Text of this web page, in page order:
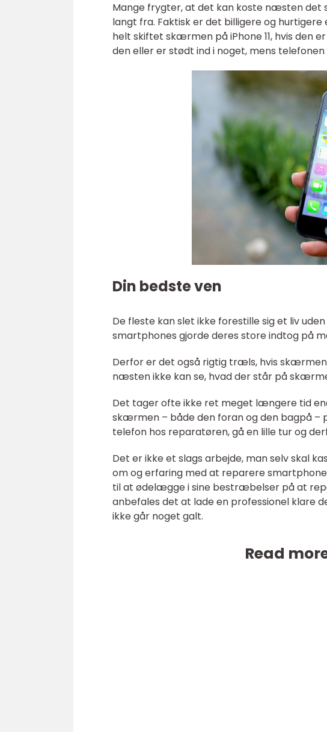
Mange frygter, at det kan koste næsten det
langt fra. Faktisk er det billigere og
helt skiftet skærmen på iPhone 11, hvis den
den eller er stødt ind i noget, mens telefonen
Din bedste ven
De fleste kan slet ikke forestille sig et liv
smartphones gjorde deres store indtog på
Derfor er det også rigtig træls, hvis
næsten ikke kan se, hvad der står på
Det tager ofte ikke ret meget længere tid
skærmen – både den foran og den bagpå –
telefon hos reparatøren, gå en lille tur og
Det er ikke et slags arbejde, man selv skal
om og erfaring med at reparere
til at ødelægge i sine bestræbelser på at
anbefales det at lade en professionel klare
ikke går noget galt.
Read